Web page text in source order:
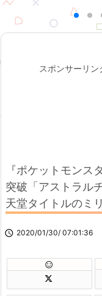
スポンサーリン
『ポケットモン
突破「アストラル
天堂タイトルのミ
 2020/01/30/ 07:01:36
